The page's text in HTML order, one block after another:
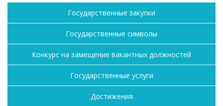
Государственные закупки
Государственные символы
Конкурс на замещение вакантных должностей
Государственные услуги
Достижения